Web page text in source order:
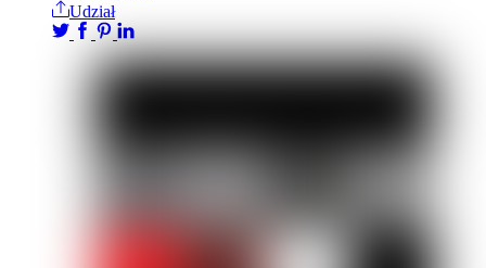
Udział